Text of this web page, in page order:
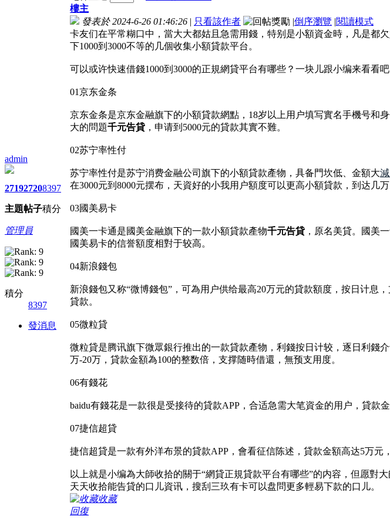
admin
2719
主題
2720
帖子
8397
積分
管理員
積分
8397
發消息
樓主
發表於 2024-6-26 01:46:26 | 只看該作者 |倒序瀏覽 |閱讀模式
卡友们在平常糊口中，當大大都姑且急需用錢，特别是小額資金時，凡是都
下1000到3000不等的几個收集小額貸款平台。
可以或许快速借錢1000到3000的正規網貸平台有哪些？一块儿跟小编来看看吧
01京东金条
京东金条是京东金融旗下的小額貸款網點，18岁以上用户填写實名手機号和
大的問題千元告貸 ，申请到5000元的貸款其實不難。
02苏宁率性付
苏宁率性付是苏宁消费金融公司旗下的小額貸款產物，具备門坎低、金額大
在3000元到8000元摆布，天資好的小我用户額度可以更高小額貸款，到达几
03國美易卡
國美一卡通是國美金融旗下的一款小額貸款產物千元告貸 ，原名美貸。國美
國美易卡的信誉額度相對于较高。
04新浪錢包
新浪錢包又称“微博錢包”，可為用户供给最高20万元的貸款額度，按日计息
貸款。
05微粒貸
微粒貸是腾讯旗下微眾銀行推出的一款貸款產物，利錢按日计较，逐日利錢
万-20万，貸款金額為100的整数倍，支撑随時借還，無预支用度。
06有錢花
baidu有錢花是一款很是受接待的貸款APP，合适急需大笔資金的用户，貸款
07捷信超貸
捷信超貸是一款有外洋布景的貸款APP，會看征信陈述，貸款金額高达5万元
以上就是小编為大師收拾的關于“網貸正規貸款平台有哪些”的内容，但愿對
天天收拾能告貸的口儿資讯，搜刮三玖有卡可以盘問更多輕易下款的口儿。
收藏
回復